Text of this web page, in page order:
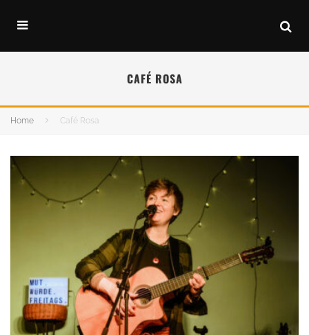
CAFÉ ROSA
Home Café Rosa